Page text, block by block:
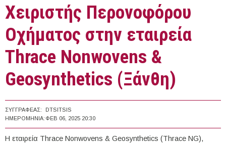
Χειριστής Περονοφόρου
Οχήματος στην εταιρεία
Thrace Nonwovens &
Geosynthetics (Ξάνθη)
ΣΥΓΓΡΑΦΈΑΣ:
DTSITSIS
ΗΜΕΡΟΜΗΝΊΑ: ΦΕΒ 06, 2025 20:30
Η εταιρεία Thrace Nonwovens & Geosynthetics (Thrace NG),